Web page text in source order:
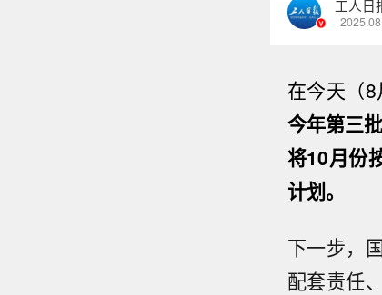
工人日
在今天（
今年第三
将10月份
计划。
下一步，
配套责任